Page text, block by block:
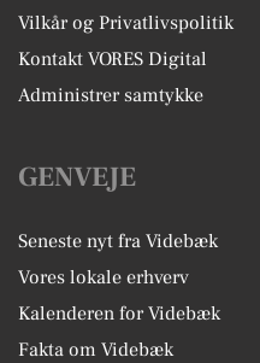
Vilkår og Privatlivspolitik
Kontakt VORES Digital
Administrer samtykke
GENVEJE
Seneste nyt fra Videbæk
Vores lokale erhverv
Kalenderen for Videbæk
Fakta om Videbæk